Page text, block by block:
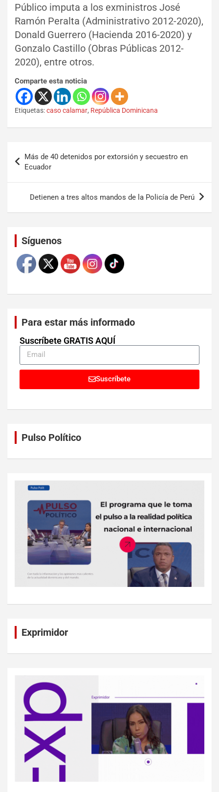
Público imputa a los exministros José
Ramón Peralta (Administrativo 2012-2020),
Donald Guerrero (Hacienda 2016-2020) y
Gonzalo Castillo (Obras Públicas 2012-
2020), entre otros.
Comparte esta noticia
Etiquetas:caso calamar, República Dominicana
Más de 40 detenidos por extorsión y secuestro en
Ecuador
Detienen a tres altos mandos de la Policía de Perú
Síguenos
Para estar más informado
Suscríbete GRATIS AQUÍ
Suscríbete
Pulso Político
Exprimidor